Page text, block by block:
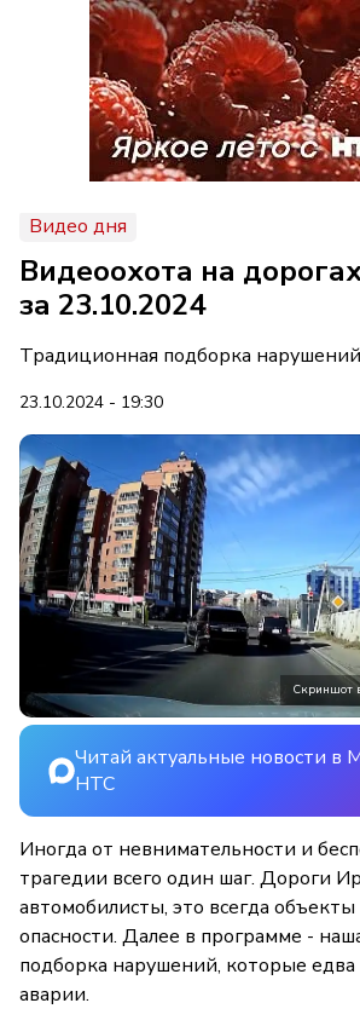
Видео дня
Видеоохота на
за 23.10.2024
Традиционная подборка
23.10.2024 - 19:30
Скриншот
Читай актуальные новости в
НТС
Иногда от невнимательности и
трагедии всего один шаг. Дороги
автомобилисты, это всегда
опасности. Далее в программе -
подборка нарушений, которые
аварии.